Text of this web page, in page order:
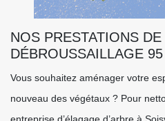
NOS PRESTATIONS
DÉBROUSSAILLAGE 95
Vous souhaitez aménager votre
nouveau des végétaux ? Pour
entreprise d’élagage d’arbre à